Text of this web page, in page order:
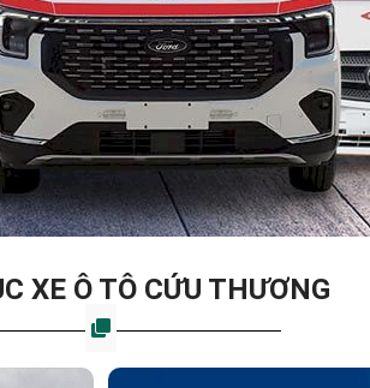
XE Ô TÔ CỨU THƯƠNG